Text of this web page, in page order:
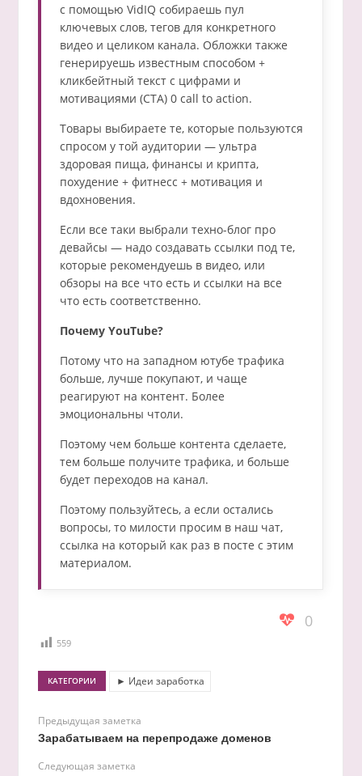
с помощью VidIQ собираешь пул
ключевых слов, тегов для конкретного
видео и целиком канала. Обложки также
генерируешь известным способом +
кликбейтный текст с цифрами и
мотивациями (CTA) 0 call to action.
Товары выбираете те, которые пользуются
спросом у той аудитории — ультра
здоровая пища, финансы и крипта,
похудение + фитнесс + мотивация и
вдохновения.
Если все таки выбрали техно-блог про
девайсы — надо создавать ссылки под те,
которые рекомендуешь в видео, или
обзоры на все что есть и ссылки на все
что есть соответственно.
Почему YouTube?
Потому что на западном ютубе трафика
больше, лучше покупают, и чаще
реагируют на контент. Более
эмоциональны чтоли.
Поэтому чем больше контента сделаете,
тем больше получите трафика, и больше
будет переходов на канал.
Поэтому пользуйтесь, а если остались
вопросы, то милости просим в наш чат,
ссылка на который как раз в посте с этим
материалом.
0
559
КАТЕГОРИИ ► Идеи заработка
Предыдущая заметка
Зарабатываем на перепродаже доменов
Следующая заметка